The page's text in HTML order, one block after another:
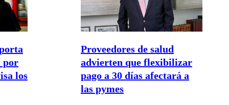
por
los
Proveedores de salud
advierten que flexibilizar
pago a 30 días afectará a
las pymes